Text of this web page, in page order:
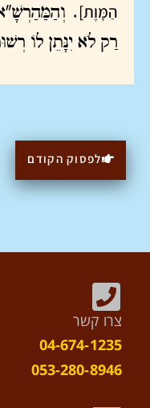
הַמָּוֶת].
רַק לֹא יִנָּתֵן לוֹ
לפסוק הקודם
צרו קשר
04-674-1235
053-280-8946